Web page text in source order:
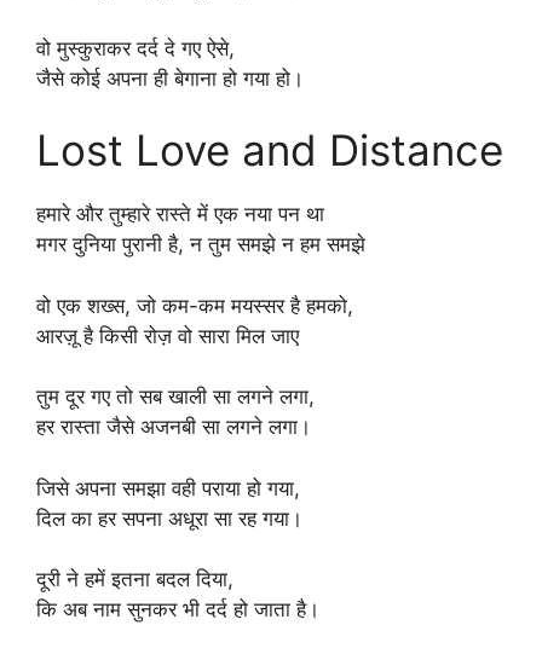
वो मुस्कुराकर दर्द दे गए ऐसे,
जैसे कोई अपना ही बेगाना हो गया हो।
Lost Love and Distance
हमारे और तुम्हारे रास्ते में एक नया पन था
मगर दुनिया पुरानी है, न तुम समझे न हम समझे
वो एक शख्स, जो कम-कम मयस्सर है हमको,
आरज़ू है किसी रोज़ वो सारा मिल जाए
तुम दूर गए तो सब खाली सा लगने लगा,
हर रास्ता जैसे अजनबी सा लगने लगा।
जिसे अपना समझा वही पराया हो गया,
दिल का हर सपना अधूरा सा रह गया।
दूरी ने हमें इतना बदल दिया,
कि अब नाम सुनकर भी दर्द हो जाता है।